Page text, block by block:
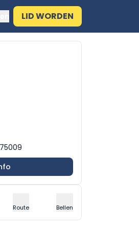
LID WORDEN
75009
Route Bellen